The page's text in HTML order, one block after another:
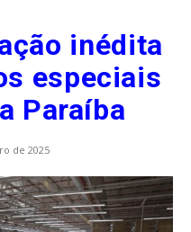
inédita
especiais
Paraíba
de 2025